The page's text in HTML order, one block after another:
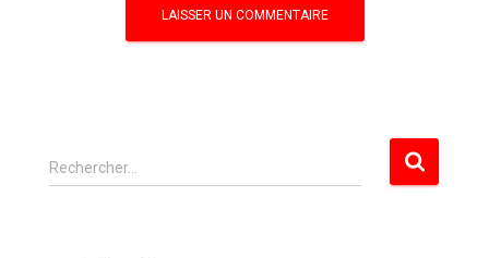
R
e
Rechercher…